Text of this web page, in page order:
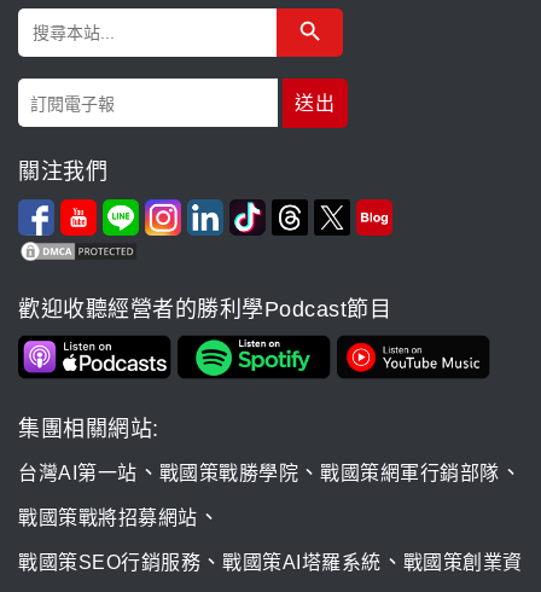
Search
for:
Search Button
關注我們
歡迎收聽經營者的勝利學Podcast節目
集團相關網站:
台灣AI第一站 、 戰國策戰勝學院 、 戰國策網軍行銷部隊 、
戰國策戰將招募網站 、
戰國策SEO行銷服務 、 戰國策AI塔羅系統 、 戰國策創業資